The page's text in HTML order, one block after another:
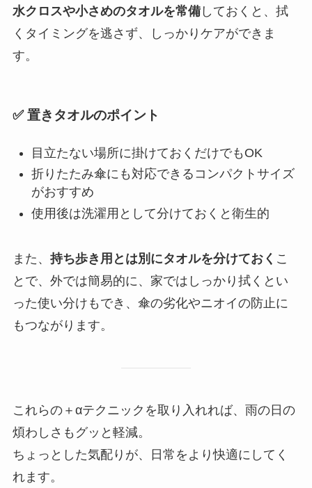
水クロスや小さめのタオルを常備しておくと、拭
くタイミングを逃さず、しっかりケアができま
す。
✅ 置きタオルのポイント
目立たない場所に掛けておくだけでもOK
折りたたみ傘にも対応できるコンパクトサイズ
がおすすめ
使用後は洗濯用として分けておくと衛生的
また、 持ち歩き用とは別にタオルを分けておく こ
とで、外では簡易的に、家ではしっかり拭くとい
った使い分けもでき、傘の劣化やニオイの防止に
もつながります。
これらの＋αテクニックを取り入れれば、雨の日の
煩わしさもグッと軽減。
ちょっとした気配りが、日常をより快適にしてく
れます。